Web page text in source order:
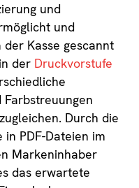
und
und
Kasse gescannt
der Druckvorstufe
Durch die
PDF-Dateien im
Markeninhaber
das erwartete